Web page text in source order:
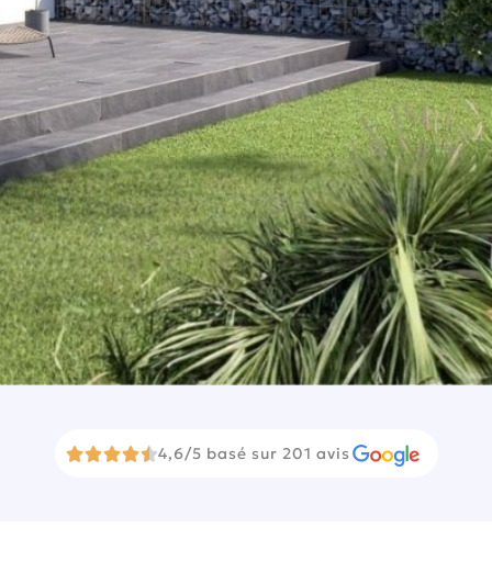
4,6/5 basé sur 201 avis